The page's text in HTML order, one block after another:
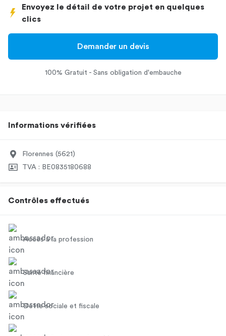
Envoyez le détail de votre projet en quelques
clics
Demander un devis
100% Gratuit - Sans obligation d'embauche
Informations vérifiées
Florennes (5621)
TVA : BE0835180688
Contrôles effectués
Accès à la profession
Santé financière
Dette sociale et fiscale